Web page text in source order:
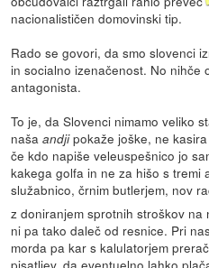
nacionalističen domovinski tip.
Rado se govori, da smo slovenci
in socialno izenačenost. No nihče
antagonista.
To je, da Slovenci nimamo veliko
našaandjipokaže joške, ne
če kdo napiše veleuspešnico jo
kakega golfa in ne za hišo s tremi
služabnico, črnim butlerjem, nov
z doniranjem sprotnih stroškov na
ni pa tako daleč od resnice. Pri
morda pa kar s kalulatorjem